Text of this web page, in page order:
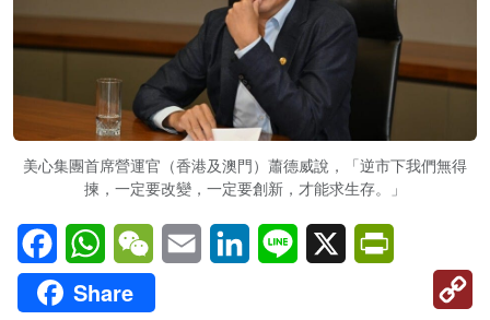
美心集團首席營運官（香港及澳門）蕭德威說，「逆市下我們無得
揀，一定要改變，一定要創新，才能求生存。」
FacebookWhatsAppWeChatEmail LinkedInLine X
Share